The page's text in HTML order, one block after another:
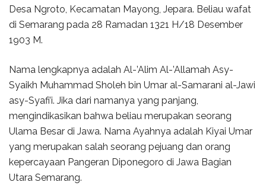
Desa Ngroto, Kecamatan Mayong, Jepara. Beliau wafat
di Semarang pada 28 Ramadan 1321 H/18 Desember
1903 M.
Nama lengkapnya adalah Al-’Alim Al-’Allamah Asy-
Syaikh Muhammad Sholeh bin Umar al-Samarani al-Jawi
asy-Syafi’i. Jika dari namanya yang panjang,
mengindikasikan bahwa beliau merupakan seorang
Ulama Besar di Jawa. Nama Ayahnya adalah Kiyai Umar
yang merupakan salah seorang pejuang dan orang
kepercayaan Pangeran Diponegoro di Jawa Bagian
Utara Semarang.